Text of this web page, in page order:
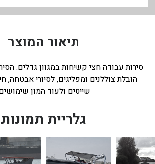
תיאור המוצר
סירות עבודה חצי קשיחות במגוון גדלים.
הובלת צוללנים ומפליגים, לסיורי אבטחה,
שייטים ולעוד המון
גלריית תמונות